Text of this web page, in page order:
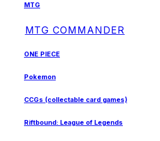
MTG
MTG COMMANDER
ONE PIECE
Pokemon
CCGs (collectable card games)
Riftbound: League of Legends